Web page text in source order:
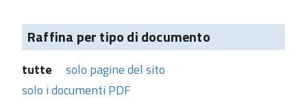
Raffina per tipo di documento
tutte
solo pagine del sito
solo i documenti PDF